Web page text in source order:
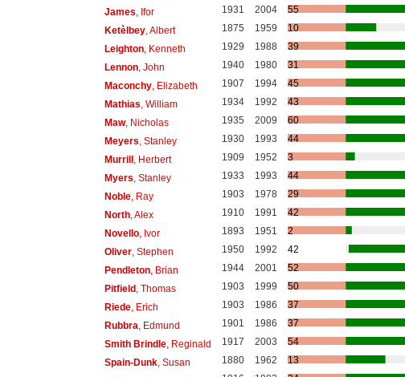
James , Ifor 1931 2004
55
Ketèlbey, Albert 1875 1959
10
Leighton, Kenneth 1929 1988
39
Lennon, John 1940 1980
31
Maconchy, Elizabeth 1907 1994
45
Mathias , William 1934 1992
43
Maw, Nicholas 1935 2009
60
Meyers , Stanley 1930 1993
44
Murrill, Herbert 1909 1952
3
Myers , Stanley 1933 1993
44
Noble, Ray 1903 1978
29
North, Alex 1910 1991
42
Novello, Ivor 1893 1951
2
Oliver, Stephen 1950 1992
42
Pendleton, Brian 1944 2001
52
Pitfield, Thomas 1903 1999
50
Riede, Erich 1903 1986
37
Rubbra , Edmund 1901 1986
37
Smith Brindle, Reginald 1917 2003
54
Spain-Dunk, Susan 1880 1962
13